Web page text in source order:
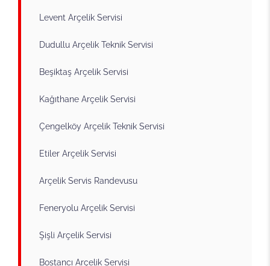
Levent Arçelik Servisi
Dudullu Arçelik Teknik Servisi
Beşiktaş Arçelik Servisi
Kağıthane Arçelik Servisi
Çengelköy Arçelik Teknik Servisi
Etiler Arçelik Servisi
Arçelik Servis Randevusu
Feneryolu Arçelik Servisi
Şişli Arçelik Servisi
Bostancı Arçelik Servisi